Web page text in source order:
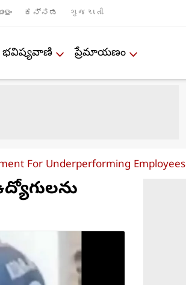
ಕನ್ನಡ ગુજરાતી
భవిష్యవాణి ప్రేమాయణం
For Underperforming Employees